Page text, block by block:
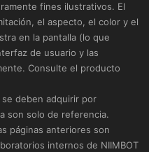
fines ilustrativos. El
el aspecto, el color y el
en la pantalla (lo que
de usuario y las
Consulte el producto
deben adquirir por
son solo de referencia.
páginas anteriores son
internos de NIIMBOT